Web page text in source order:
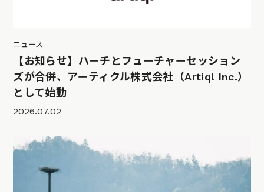
ニュース
【お知らせ】ハーチとフューチャーセッション
ズが合併、アーティクル株式会社（Artiql Inc.）
として始動
2026.07.02